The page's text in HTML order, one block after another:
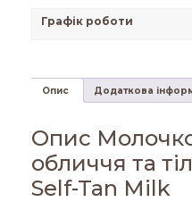
Графік роботи
Опис Додаткова
Опис
обличчя та
Self-Tan Milk